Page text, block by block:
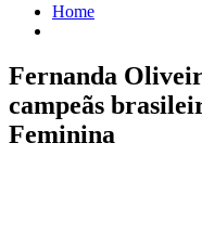
Home
Fernanda
campeãs
Feminina